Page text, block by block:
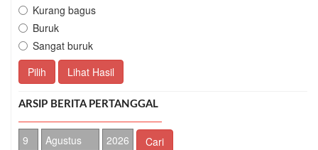
Kurang bagus
Buruk
Sangat buruk
Pilih
Lihat Hasil
ARSIP BERITA PERTANGGAL
Cari